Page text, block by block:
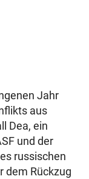
Jahr
aus
Dea, ein
und der
russischen
dem Rückzug